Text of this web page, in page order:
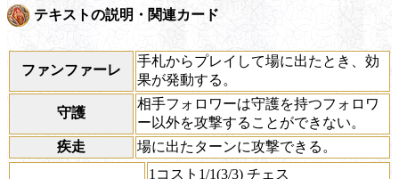
テキストの説明・関連カード
ファンファーレ
手札からプレイして場に出たとき、効
果が発動する。
守護
相手フォロワーは守護を持つフォロワ
ー以外を攻撃することができない。
疾走
場に出たターンに攻撃できる。
1コスト1/1(3/3) チェス